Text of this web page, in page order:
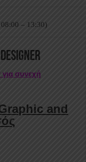
συνεχή
and